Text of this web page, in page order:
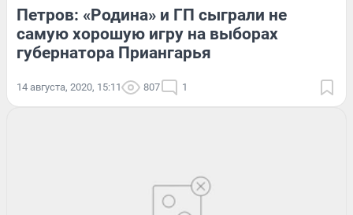
Петров: «Родина» и ГП сыграли не
самую хорошую игру на выборах
губернатора Приангарья
14 августа, 2020, 15:11 807 1